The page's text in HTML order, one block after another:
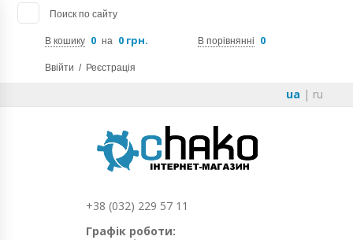
Поиск по сайту
В кошику 0 на 0 грн. В порівнянні 0
Ввійти / Реєстрація
ua | ru
+38 (032) 229 57 11
Графік роботи: